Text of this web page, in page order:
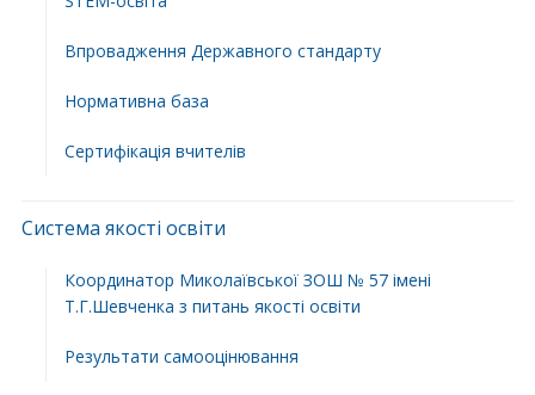
Впровадження Державного стандарту
Нормативна база
Сертифікація вчителів
Система якості освіти
Координатор Миколаївської ЗОШ № 57 імені
Т.Г.Шевченка з питань якості освіти
Результати самооцінювання